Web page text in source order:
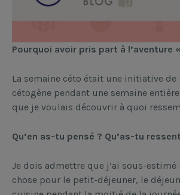
Pourquoi avoir pris part à l’aventure
La semaine céto était une initiative
cétogène pendant une semaine
que je voulais découvrir à quoi
Qu’en as-tu pensé ? Qu’as-tu
Je dois admettre que j’ai sous-
chose pour le petit-déjeuner, le